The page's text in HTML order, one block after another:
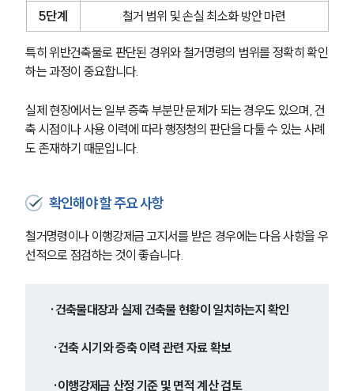
5단계 철거 범위 및 손실 최소화 방안 마련
특히 위반건축물로 판단된 경위와 철거명령의 범위를 정확히 확인
하는 과정이 중요합니다.
실제 현장에서는 일부 증축 부분만 문제가 되는 경우도 있으며, 건
축 시점이나 사용 이력에 따라 행정청의 판단을 다툴 수 있는 사례
도 존재하기 때문입니다.
확인해야 할 주요 사항
철거명령이나 이행강제금 고지서를 받은 경우에는 다음 사항을 우
선적으로 점검하는 것이 좋습니다.
·건축물대장과 실제 건축물 현황이 일치하는지 확인
·건축 시기와 증축 이력 관련 자료 확보
·이행강제금 산정 기준 및 면적 계산 검토